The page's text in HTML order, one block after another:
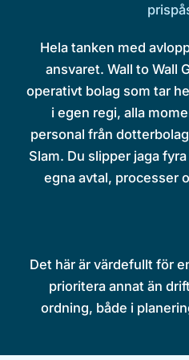
Hela tanken med
ansvaret. Wall to Wall
operativt bolag som tar
i egen regi, alla
personal från
Slam. Du slipper jaga
egna avtal, processer
Det här är värdefullt för
prioritera annat än
ordning, både i